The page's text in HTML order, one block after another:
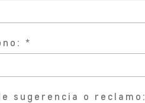
sugerencia o reclamo: